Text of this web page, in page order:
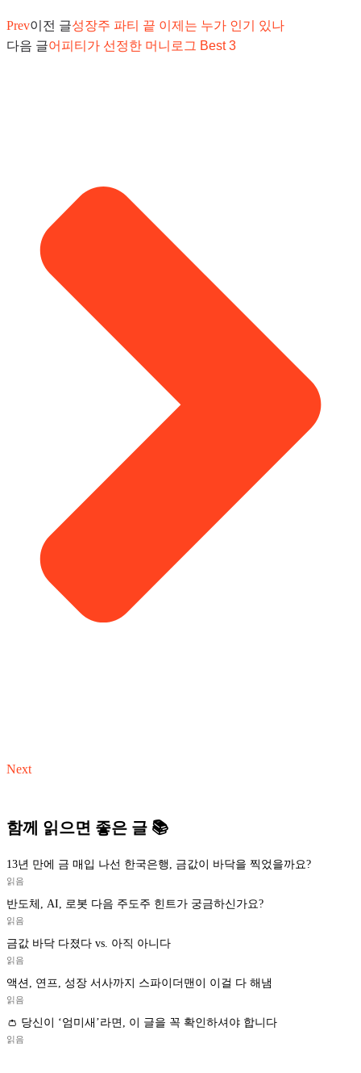
Prev이전 글성장주 파티 끝 이제는 누가 인기 있나
다음 글어피티가 선정한 머니로그 Best 3
Next
함께 읽으면 좋은 글 📚
13년 만에 금 매입 나선 한국은행, 금값이 바닥을 찍었을까요?
읽음
반도체, AI, 로봇 다음 주도주 힌트가 궁금하신가요?
읽음
금값 바닥 다졌다 vs. 아직 아니다
읽음
액션, 연프, 성장 서사까지 스파이더맨이 이걸 다 해냄
읽음
👛 당신이 ‘엄미새’라면, 이 글을 꼭 확인하셔야 합니다
읽음